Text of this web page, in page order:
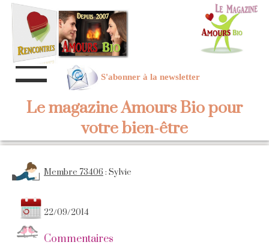
S'abonner à la newsletter
Le magazine Amours Bio pour
votre bien-être
Membre 73406 : Sylvie
22/09/2014
Commentaires